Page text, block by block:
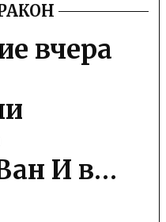
вчера
И в…